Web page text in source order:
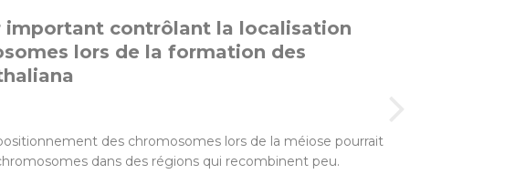
important contrôlant la localisation
lors de la formation des
des chromosomes lors de la méiose pourrait
dans des régions qui recombinent peu.